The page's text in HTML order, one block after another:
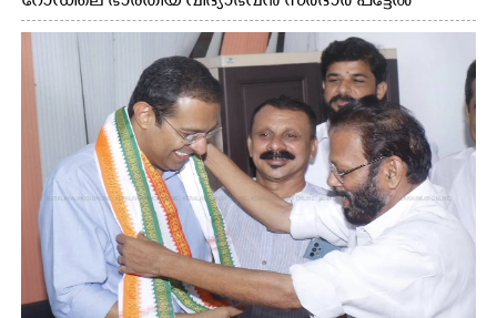
സഭാഗൃഹത്തിൽ എം. അക്ഷതയുടെ നേതൃത്വത്തിൽ
അവതരിപ്പിച്ച ലയ നമൻ കഥക് നൃത്തത്തിൽ നിന്ന്